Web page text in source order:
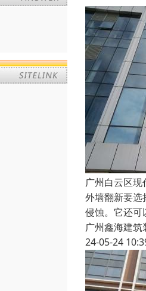
广州白云区
外墙翻新要选
侵蚀。它还可
广州鑫海建筑
24-05-24